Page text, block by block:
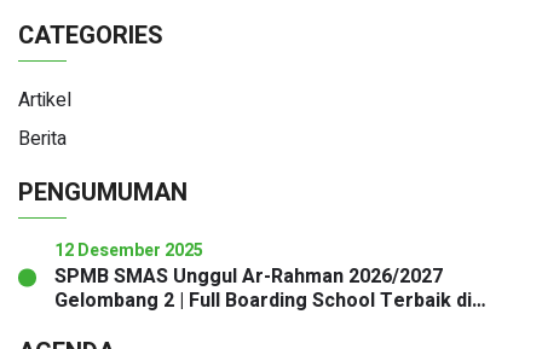
CATEGORIES
Artikel
Berita
PENGUMUMAN
12 Desember 2025
SPMB SMAS Unggul Ar-Rahman 2026/2027
Gelombang 2 | Full Boarding School Terbaik di